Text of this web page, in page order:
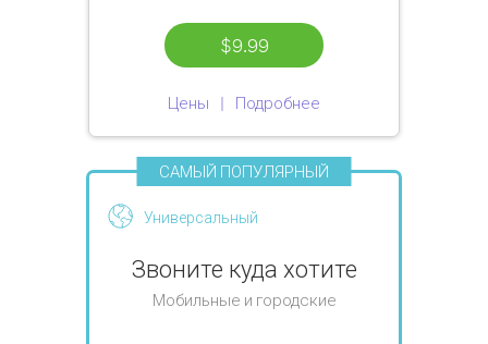
$9.99
Цены Подробнее
САМЫЙ ПОПУЛЯРНЫЙ
Универсальный
Звоните куда хотите
Мобильные и городские